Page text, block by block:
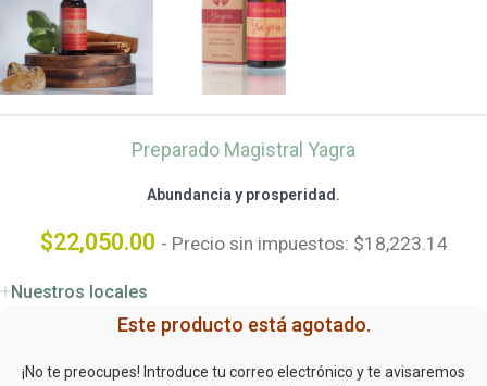
Preparado Magistral Yagra
Abundancia y prosperidad.
$22,050.00 - Precio sin impuestos: $18,223.14
Nuestros locales
Este producto está agotado.
¡No te preocupes! Introduce tu correo electrónico y te avisaremos